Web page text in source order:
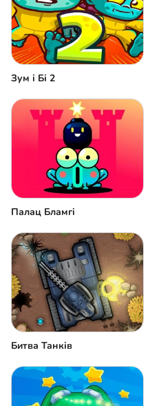
Зум і Бі 2
Палац Бламгі
Битва Танків